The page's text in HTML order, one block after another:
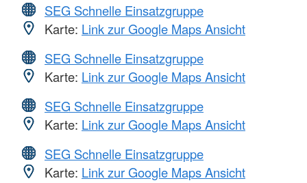
SEG Schnelle Einsatzgruppe
Karte: Link zur Google Maps Ansicht
SEG Schnelle Einsatzgruppe
Karte: Link zur Google Maps Ansicht
SEG Schnelle Einsatzgruppe
Karte: Link zur Google Maps Ansicht
SEG Schnelle Einsatzgruppe
Karte: Link zur Google Maps Ansicht